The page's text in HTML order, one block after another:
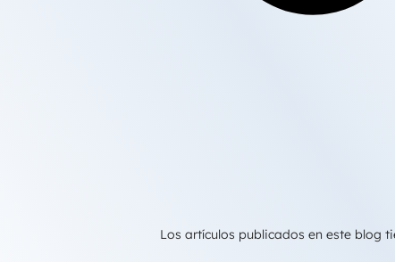
Los artículos publicados en este blog